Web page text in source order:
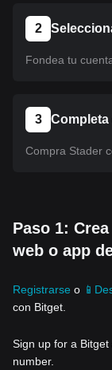
2
Fondea tu
3 Completa
Compra Stader
Paso 1:
web o app
Registrarse o
con Bitget.
Sign up for a
number.